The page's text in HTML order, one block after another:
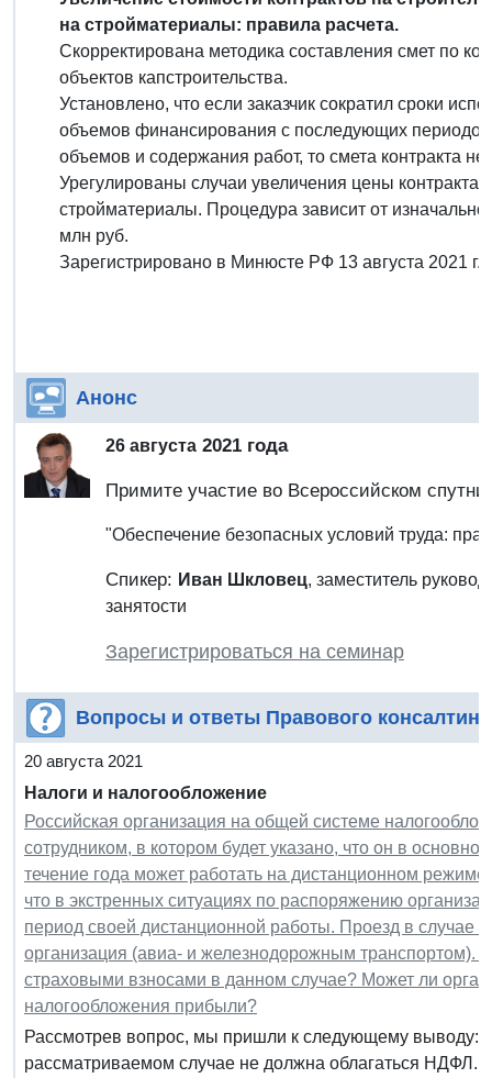
на стройматериалы: правила расчета.
Скорректирована методика составления смет по
объектов капстроительства.
Установлено, что если заказчик сократил сроки
объемов финансирования с последующих
объемов и содержания работ, то смета контракта не
Урегулированы случаи увеличения цены контракта
стройматериалы. Процедура зависит от
млн руб.
Зарегистрировано в Минюсте РФ 13 августа 2021
Анонс
26 августа 2021 года
Примите участие во Всероссийском
"Обеспечение безопасных условий труда:
Спикер: Иван Шкловец, заместитель
занятости
Зарегистрироваться на семинар
Вопросы и ответы Правового
20 августа 2021
Налоги и налогообложение
Российская организация на общей системе
сотрудником, в котором будет указано, что он в
течение года может работать на дистанционном
что в экстренных ситуациях по распоряжению
период своей дистанционной работы. Проезд в случае
организация (авиа- и железнодорожным транспортом).
страховыми взносами в данном случае? Может ли
налогообложения прибыли?
Рассмотрев вопрос, мы пришли к следующему выводу:
рассматриваемом случае не должна облагаться НДФЛ.